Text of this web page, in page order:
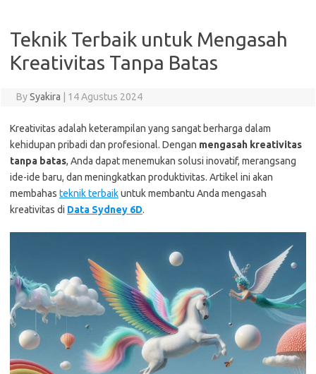
Teknik Terbaik untuk Mengasah
Kreativitas Tanpa Batas
BySyakira 14 Agustus 2024
Kreativitas adalah keterampilan yang sangat berharga dalam
kehidupan pribadi dan profesional. Dengan mengasah kreativitas
tanpa batas, Anda dapat menemukan solusi inovatif, merangsang
ide-ide baru, dan meningkatkan produktivitas. Artikel ini akan
membahas teknik terbaikuntuk membantu Anda mengasah
kreativitas di Data Sydney 6D.